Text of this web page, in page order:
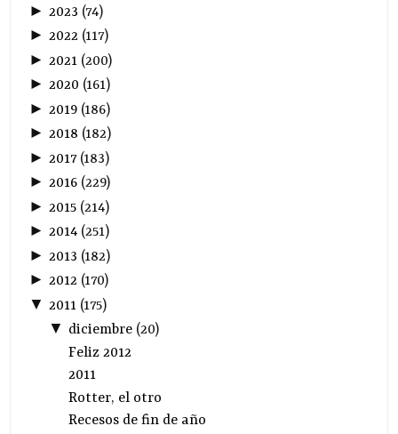
► 2023 (74)
►2022 (117)
► 2021 (200)
►2020 (161)
► 2019 (186)
►2018 (182)
► 2017(183)
►2016 (229)
► 2015 (214)
►2014 (251)
► 2013 (182)
►2012 (170)
▼ 2011 (175)
▼ diciembre(20)
Feliz 2012
2011
Rotter, el otro
Recesos de fin de año